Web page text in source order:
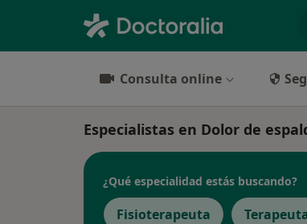
Consulta online
Especialistas en Dolor de
¿Qué especialidad estás buscando?
Fisioterapeuta